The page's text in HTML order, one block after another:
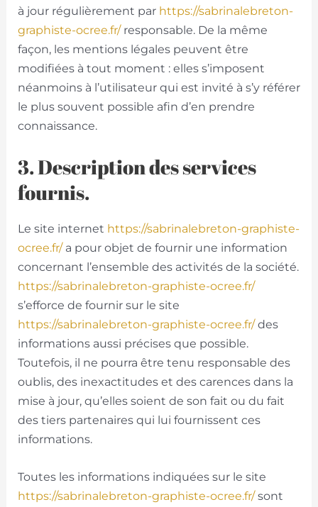
à jour régulièrement par https://sabrinalebreton-
graphiste-ocree.fr/responsable. De la même
façon, les mentions légales peuvent être
modifiées à tout moment : elles s’imposent
néanmoins à l’utilisateur qui est invité à s’y référer
le plus souvent possible afin d’en prendre
connaissance.
3. Description des services
fournis.
Le site internet https://sabrinalebreton-graphiste-
ocree.fr/a pour objet de fournir une information
concernant l’ensemble des activités de la société.
https://sabrinalebreton-graphiste-ocree.fr/
s’efforce de fournir sur le site
https://sabrinalebreton-graphiste-ocree.fr/des
informations aussi précises que possible.
Toutefois, il ne pourra être tenu responsable des
oublis, des inexactitudes et des carences dans la
mise à jour, qu’elles soient de son fait ou du fait
des tiers partenaires qui lui fournissent ces
informations.
Toutes les informations indiquées sur le site
https://sabrinalebreton-graphiste-ocree.fr/sont